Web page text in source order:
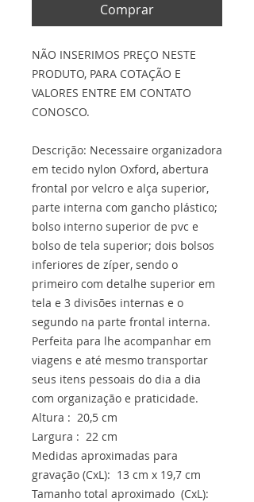
Comprar
NÃO INSERIMOS PREÇO NESTE
PRODUTO, PARA COTAÇÃO E
VALORES ENTRE EM CONTATO
CONOSCO.
Descrição: Necessaire organizadora
em tecido nylon Oxford, abertura
frontal por velcro e alça superior,
parte interna com gancho plástico;
bolso interno superior de pvc e
bolso de tela superior; dois bolsos
inferiores de zíper, sendo o
primeiro com detalhe superior em
tela e 3 divisões internas e o
segundo na parte frontal interna.
Perfeita para lhe acompanhar em
viagens e até mesmo transportar
seus itens pessoais do dia a dia
com organização e praticidade.
Altura : 20,5 cm
Largura : 22 cm
Medidas aproximadas para
gravação (CxL): 13 cm x 19,7 cm
Tamanho total aproximado (CxL):